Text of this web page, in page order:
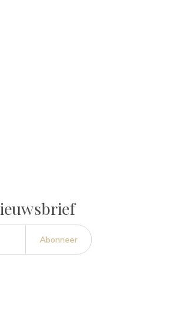
Abonneer